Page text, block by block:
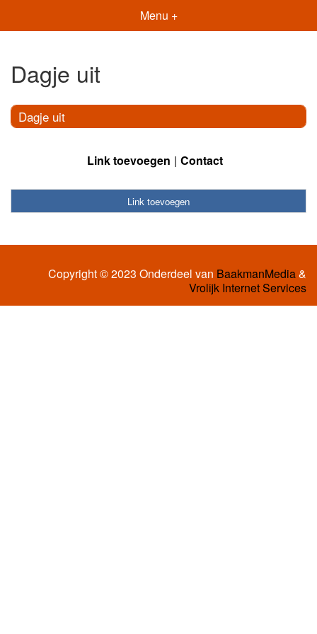
Menu +
Dagje uit
Dagje uit
Link toevoegen Contact
Link toevoegen
Copyright © 2023 Onderdeel van BaakmanMedia&
Vrolijk Internet Services